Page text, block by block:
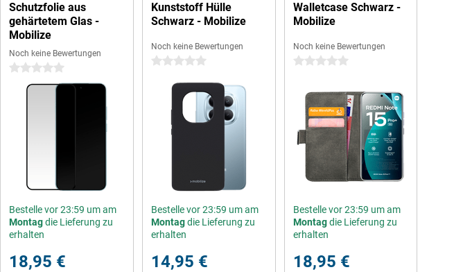
Schutzfolie aus
gehärtetem Glas -
Mobilize
Noch keine Bewertungen
0 Sterne
Bestelle vor 23:59 um am
Montagdie Lieferung zu
erhalten
18,95 €
Kunststoff Hülle
Schwarz - Mobilize
Noch keine Bewertungen
0 Sterne
Bestelle vor 23:59 um am
Montagdie Lieferung zu
erhalten
14,95 €
Walletcase Schwarz -
Mobilize
Noch keine Bewertungen
0 Sterne
Bestelle vor 23:59 um am
Montagdie Lieferung zu
erhalten
18,95 €